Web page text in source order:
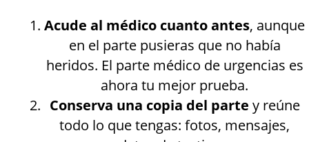
Acude al médico cuanto antes, aunque
en el parte pusieras que no había
heridos. El parte médico de urgencias es
ahora tu mejor prueba.
Conserva una copia del parte y reúne
todo lo que tengas: fotos, mensajes,